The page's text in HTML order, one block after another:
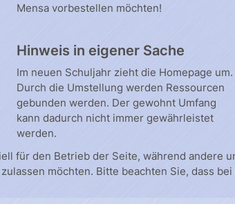
Mensa vorbestellen möchten!
Hinweis in eigener Sache
Im neuen Schuljahr zieht die Homepage um.
Durch die Umstellung werden Ressourcen
gebunden werden. Der gewohnt Umfang
kann dadurch nicht immer gewährleistet
werden.
für den Betrieb der Seite, während andere
möchten. Bitte beachten Sie, dass